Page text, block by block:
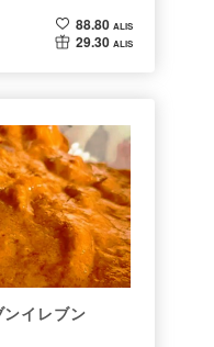
88.80 ALIS
29.30 ALIS
イレブン